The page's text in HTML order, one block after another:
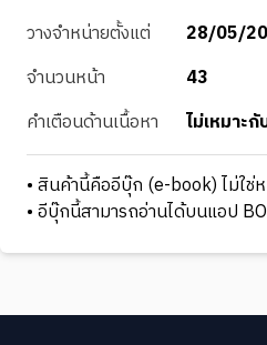
วางจำหน่ายตั้งแต่
28/05/
จำนวนหน้า
43
คำเตือนด้านเนื้อหา
ไม่เหมาะ
• สินค้านี้คืออีบุ๊ก (e-book) ไม่ใช่
• อีบุ๊กนี้สามารถอ่านได้บนแอป